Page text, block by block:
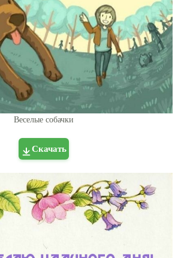
Веселые собачки
Скачать